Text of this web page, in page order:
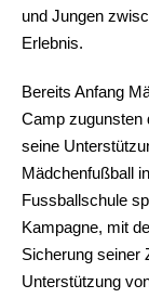
und Jungen
Erlebnis.
Bereits Anfang
Camp zugunsten
seine
Mädchenfußball
Fussballschule
Kampagne, mit
Sicherung seiner
Unterstützung